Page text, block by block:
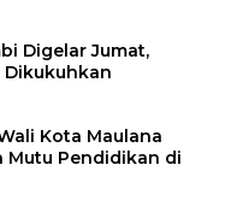
Digelar Jumat,
Kota Maulana
Mutu Pendidikan di